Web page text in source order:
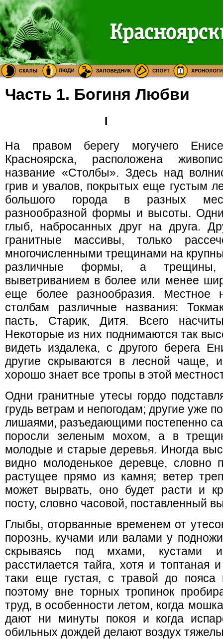
Часть 1. Богиня Любви
I
На правом берегу могучего
Красноярска, расположена
название «Столбы». Здесь над
грив и увалов, покрытых еще густым
большого города в разных
разнообразной формы и высоты.
глыб, набросанных друг на друга.
гранитные массивы, только
многочисленными трещинами на
различные формы, а трещины,
выветриванием в более или менее
еще более разнообразия. Местное
столбам различные названия:
пасть, Старик, Дитя. Всего
Некоторые из них поднимаются так
видеть издалека, с другого берега
другие скрываются в лесной чаще,
хорошо знает все тропы в этой
Одни гранитные утесы гордо
грудь ветрам и непогодам; другие уже
лишаями, разъедающими постепенно
поросли зеленым мохом, а в
молодые и старые деревья. Иногда
видно молоденькое деревце, словно
растущее прямо из камня; ветер
может вырвать, оно будет расти и
посту, словно часовой, поставленный
Глыбы, оторванные временем от
порознь, кучами или валами у
скрываясь под мхами, кустами
расстилается тайга, хотя и
таки еще густая, с травой до
поэтому вне торных тропинок
труд, в особенности летом, когда
дают ни минуты покоя и когда
обильных дождей делают воздух